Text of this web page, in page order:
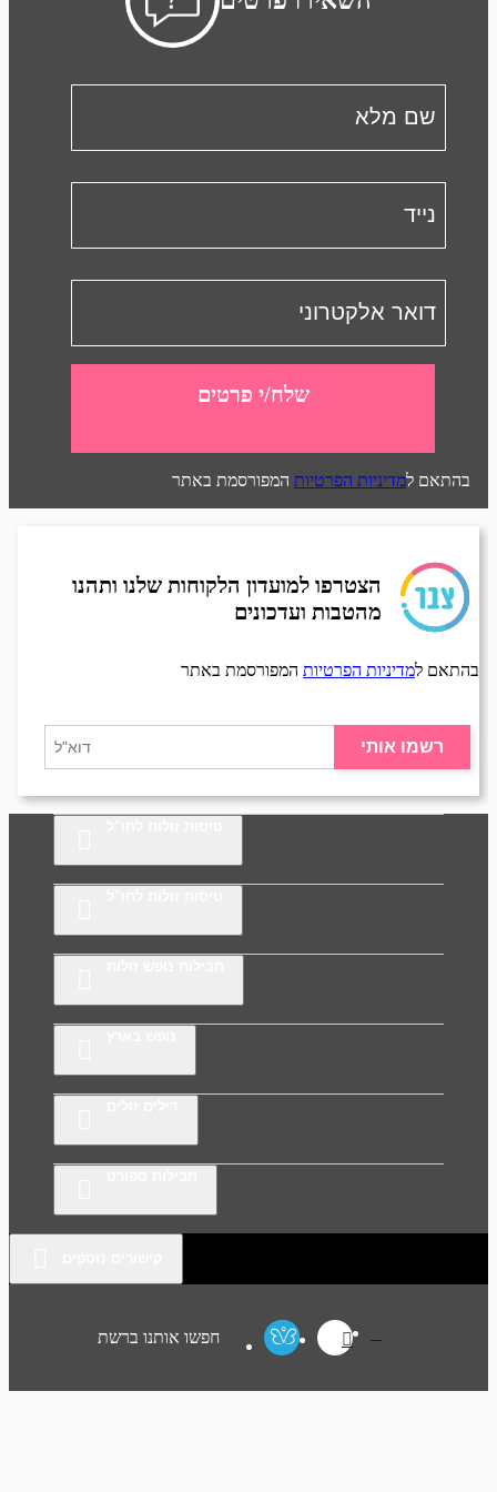
שלח/י פרטים
בהתאם למדיניות הפרטיות המפורסמת באתר
הצטרפו למועדון הלקוחות שלנו ותהנו
מהטבות ועדכונים
בהתאם למדיניות הפרטיות המפורסמת באתר
רשמו אותי
חפשו אותנו ברשת